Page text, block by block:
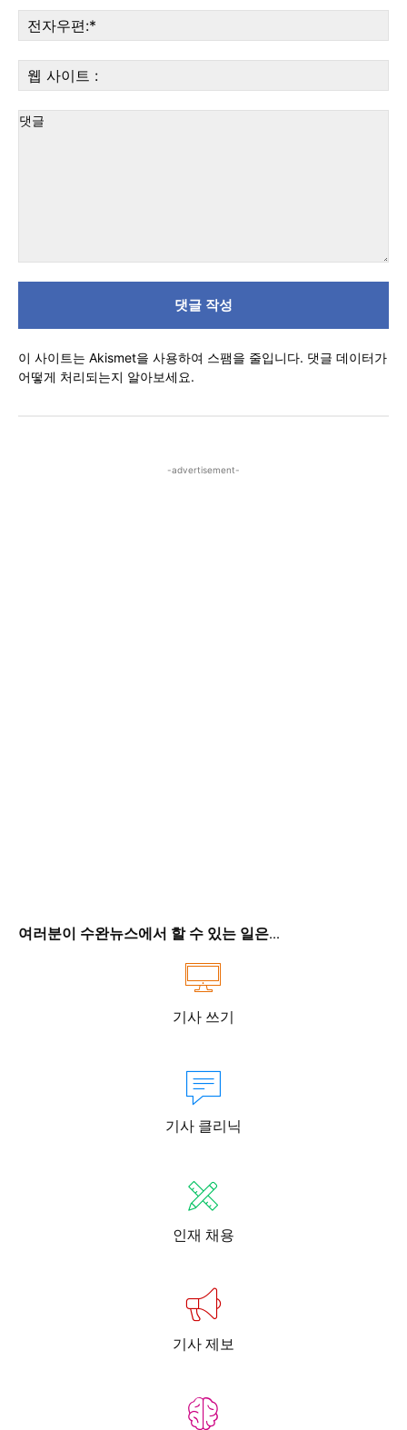
:*
자
우
사
이
이 사이트는 Akismet을 사용하여 스팸을 줄입니다. 댓글 데이터가
어떻게 처리되는지 알아보세요.
-advertisement-
여러분이 수완뉴스에서 할 수 있는 일은...
기사 쓰기
기사 클리닉
인재 채용
기사 제보